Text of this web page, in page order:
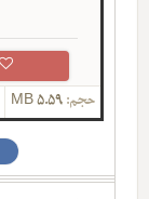
حجم: 5.59 MB